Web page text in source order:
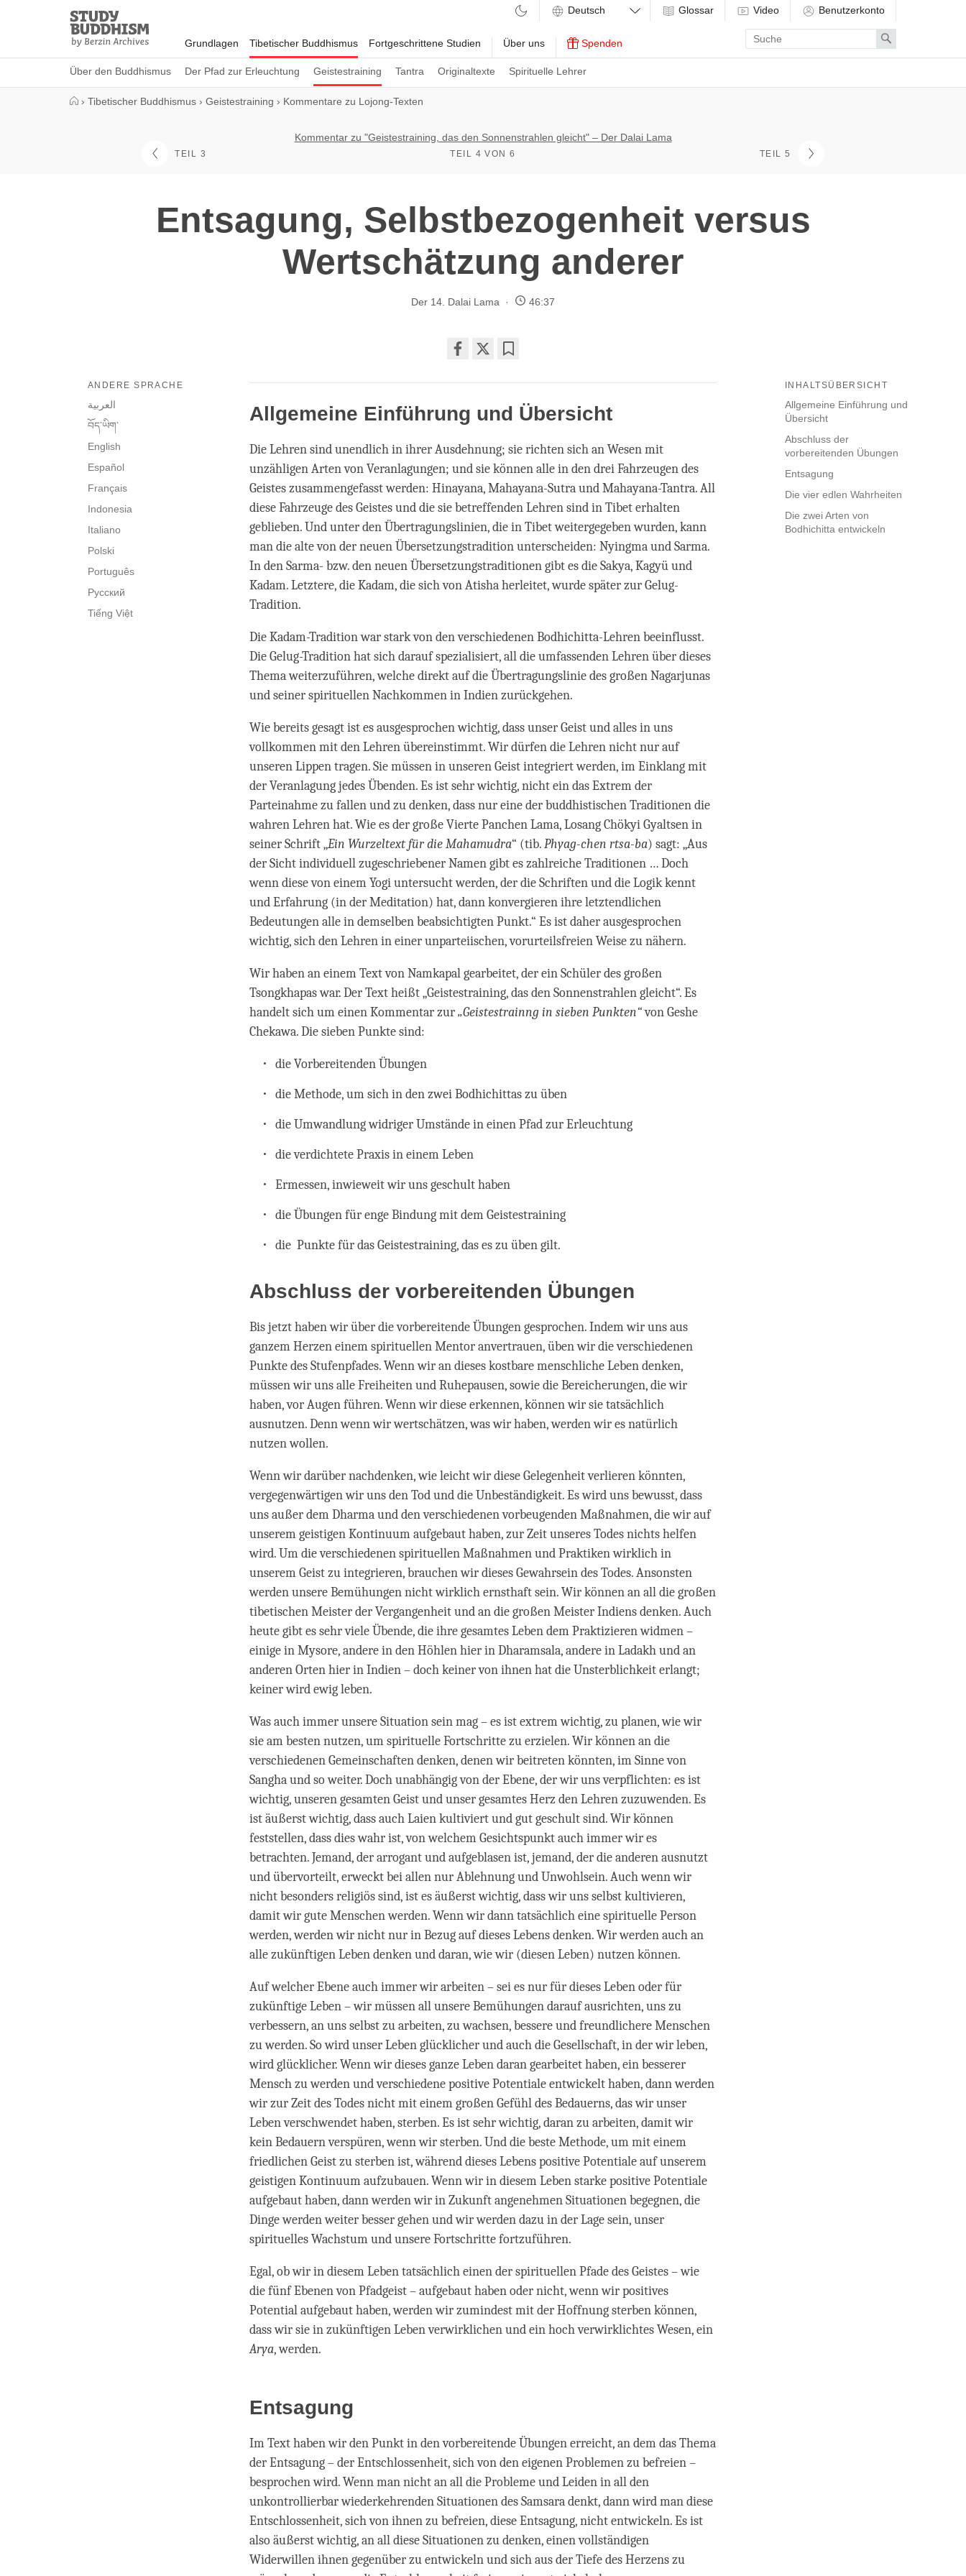
Study
Buddhism
Home
Grundlagen Tibetischer Buddhismus
Über den Buddhismus Der Pfad zur Erleuchtung Geistestraining Tantra Originaltexte Spirituelle Lehrer
Fortgeschrittene Studien Über uns Spenden
Glossar Video Benutzerkonto
Enter
search
term
Search
› Tibetischer Buddhismus › Geistestraining › Kommentare zu Lojong-Texten
TEIL 3
Kommentar zu "Geistestraining, das den Sonnenstrahlen gleicht" – Der Dalai Lama
TEIL 4 VON 6 TEIL 5
Entsagung, Selbstbezogenheit versus
Wertschätzung anderer
Der 14. Dalai Lama 46:37
on
facebook
INHALTSÜBERSICHT
Allgemeine Einführung und
Übersicht
Abschluss der
vorbereitenden Übungen
Entsagung
Die vier edlen Wahrheiten
Die zwei Arten von
Bodhichitta entwickeln
ANDERE SPRACHE
العربية
བོད་ཡིག་
English
Español
Français
Indonesia
Italiano
Polski
Português
Русский
Tiếng Việt
Allgemeine Einführung und Übersicht
Die Lehren sind unendlich in ihrer Ausdehnung; sie richten sich an Wesen mit
unzähligen Arten von Veranlagungen; und sie können alle in den drei Fahrzeugen des
Geistes zusammengefasst werden: Hinayana, Mahayana-Sutra und Mahayana-Tantra. All
diese Fahrzeuge des Geistes und die sie betreffenden Lehren sind in Tibet erhalten
geblieben. Und unter den Übertragungslinien, die in Tibet weitergegeben wurden, kann
man die alte von der neuen Übersetzungstradition unterscheiden: Nyingma und Sarma.
In den Sarma- bzw. den neuen Übersetzungstraditionen gibt es die Sakya, Kagyü und
Kadam. Letztere, die Kadam, die sich von Atisha herleitet, wurde später zur Gelug-
Tradition.
Die Kadam-Tradition war stark von den verschiedenen Bodhichitta-Lehren beeinflusst.
Die Gelug-Tradition hat sich darauf spezialisiert, all die umfassenden Lehren über dieses
Thema weiterzuführen, welche direkt auf die Übertragungslinie des großen Nagarjunas
und seiner spirituellen Nachkommen in Indien zurückgehen.
Wie bereits gesagt ist es ausgesprochen wichtig, dass unser Geist und alles in uns
vollkommen mit den Lehren übereinstimmt. Wir dürfen die Lehren nicht nur auf
unseren Lippen tragen. Sie müssen in unseren Geist integriert werden, im Einklang mit
der Veranlagung jedes Übenden. Es ist sehr wichtig, nicht ein das Extrem der
Parteinahme zu fallen und zu denken, dass nur eine der buddhistischen Traditionen die
wahren Lehren hat. Wie es der große Vierte Panchen Lama, Losang Chökyi Gyaltsen in
seiner Schrift „Ein Wurzeltext für dieMahamudra“ (tib.Phyag-chen rtsa-ba) sagt: „Aus
der Sicht individuell zugeschriebener Namen gibt es zahlreiche Traditionen … Doch
wenn diese von einem Yogi untersucht werden, der die Schriften und die Logik kennt
und Erfahrung (in der Meditation) hat, dann konvergieren ihre letztendlichen
Bedeutungen alle in demselben beabsichtigten Punkt.“ Es ist daher ausgesprochen
wichtig, sich den Lehren in einer unparteiischen, vorurteilsfreien Weise zu nähern.
Wir haben an einem Text von Namkapal gearbeitet, der ein Schüler des großen
Tsongkhapas war. Der Text heißt „Geistestraining, das den Sonnenstrahlen gleicht“. Es
handelt sich um einen Kommentar zur„Geistestrainng in sieben Punkten“von Geshe
Chekawa. Die sieben Punkte sind:
die Vorbereitenden Übungen
die Methode, um sich in den zwei Bodhichittas zu üben
die Umwandlung widriger Umstände in einen Pfad zur Erleuchtung
die verdichtete Praxis in einem Leben
Ermessen, inwieweit wir uns geschult haben
die Übungen für enge Bindung mit dem Geistestraining
die Punkte für das Geistestraining, das es zu üben gilt.
Abschluss der vorbereitenden Übungen
Bis jetzt haben wir über die vorbereitende Übungen gesprochen. Indem wir uns aus
ganzem Herzen einem spirituellen Mentor anvertrauen, üben wir die verschiedenen
Punkte des Stufenpfades. Wenn wir an dieses kostbare menschliche Leben denken,
müssen wir uns alle Freiheiten und Ruhepausen, sowie die Bereicherungen, die wir
haben, vor Augen führen. Wenn wir diese erkennen, können wir sie tatsächlich
ausnutzen. Denn wenn wir wertschätzen, was wir haben, werden wir es natürlich
nutzen wollen.
Wenn wir darüber nachdenken, wie leicht wir diese Gelegenheit verlieren könnten,
vergegenwärtigen wir uns den Tod und die Unbeständigkeit. Es wird uns bewusst, dass
uns außer dem Dharma und den verschiedenen vorbeugenden Maßnahmen, die wir auf
unserem geistigen Kontinuum aufgebaut haben, zur Zeit unseres Todes nichts helfen
wird. Um die verschiedenen spirituellen Maßnahmen und Praktiken wirklich in
unserem Geist zu integrieren, brauchen wir dieses Gewahrsein des Todes. Ansonsten
werden unsere Bemühungen nicht wirklich ernsthaft sein. Wir können an all die großen
tibetischen Meister der Vergangenheit und an die großen Meister Indiens denken. Auch
heute gibt es sehr viele Übende, die ihre gesamtes Leben dem Praktizieren widmen –
einige in Mysore, andere in den Höhlen hier in Dharamsala, andere in Ladakh und an
anderen Orten hier in Indien – doch keiner von ihnen hat die Unsterblichkeit erlangt;
keiner wird ewig leben.
Was auch immer unsere Situation sein mag – es ist extrem wichtig, zu planen, wie wir
sie am besten nutzen, um spirituelle Fortschritte zu erzielen. Wir können an die
verschiedenen Gemeinschaften denken, denen wir beitreten könnten, im Sinne von
Sangha und so weiter. Doch unabhängig von der Ebene, der wir uns verpflichten: es ist
wichtig, unseren gesamten Geist und unser gesamtes Herz den Lehren zuzuwenden. Es
ist äußerst wichtig, dass auch Laien kultiviert und gut geschult sind. Wir können
feststellen, dass dies wahr ist, von welchem Gesichtspunkt auch immer wir es
betrachten. Jemand, der arrogant und aufgeblasen ist, jemand, der die anderen ausnutzt
und übervorteilt, erweckt bei allen nur Ablehnung und Unwohlsein. Auch wenn wir
nicht besonders religiös sind, ist es äußerst wichtig, dass wir uns selbst kultivieren,
damit wir gute Menschen werden. Wenn wir dann tatsächlich eine spirituelle Person
werden, werden wir nicht nur in Bezug auf dieses Lebens denken. Wir werden auch an
alle zukünftigen Leben denken und daran, wie wir (diesen Leben) nutzen können.
Auf welcher Ebene auch immer wir arbeiten – sei es nur für dieses Leben oder für
zukünftige Leben – wir müssen all unsere Bemühungen darauf ausrichten, uns zu
verbessern, an uns selbst zu arbeiten, zu wachsen, bessere und freundlichere Menschen
zu werden. So wird unser Leben glücklicher und auch die Gesellschaft, in der wir leben,
wird glücklicher. Wenn wir dieses ganze Leben daran gearbeitet haben, ein besserer
Mensch zu werden und verschiedene positive Potentiale entwickelt haben, dann werden
wir zur Zeit des Todes nicht mit einem großen Gefühl des Bedauerns, das wir unser
Leben verschwendet haben, sterben. Es ist sehr wichtig, daran zu arbeiten, damit wir
kein Bedauern verspüren, wenn wir sterben. Und die beste Methode, um mit einem
friedlichen Geist zu sterben ist, während dieses Lebens positive Potentiale auf unserem
geistigen Kontinuum aufzubauen. Wenn wir in diesem Leben starke positive Potentiale
aufgebaut haben, dann werden wir in Zukunft angenehmen Situationen begegnen, die
Dinge werden weiter besser gehen und wir werden dazu in der Lage sein, unser
spirituelles Wachstum und unsere Fortschritte fortzuführen.
Egal, ob wir in diesem Leben tatsächlich einen der spirituellen Pfade des Geistes – wie
die fünf Ebenen von Pfadgeist – aufgebaut haben oder nicht, wenn wir positives
Potential aufgebaut haben, werden wir zumindest mit der Hoffnung sterben können,
dass wir sie in zukünftigen Leben verwirklichen und ein hoch verwirklichtes Wesen, ein
Arya, werden.
Entsagung
Im Text haben wir den Punkt in den vorbereitende Übungen erreicht, an dem das Thema
der Entsagung – der Entschlossenheit, sich von den eigenen Problemen zu befreien –
besprochen wird. Wenn man nicht an all die Probleme und Leiden in all den
unkontrollierbar wiederkehrenden Situationen des Samsara denkt, dann wird man diese
Entschlossenheit, sich von ihnen zu befreien, diese Entsagung, nicht entwickeln. Es ist
also äußerst wichtig, an all diese Situationen zu denken, einen vollständigen
Widerwillen ihnen gegenüber zu entwickeln und sich aus der Tiefe des Herzens zu